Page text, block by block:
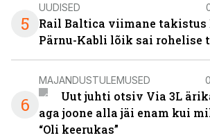
5
UUDISED
Rail Baltica viimane takistus
Pärnu-Kabli lõik sai rohelise
6
MAJANDUSTULEMUSED
Uut juhti otsiv Via 3L
aga joone alla jäi enam kui
“Oli keerukas”